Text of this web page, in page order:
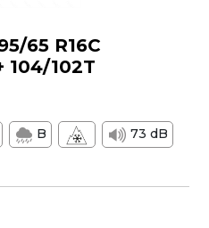
65 R16C
104/102T
B
73 dB